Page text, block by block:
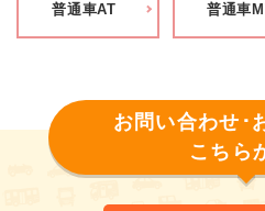
バーをはじめ、電子レンジ、加湿
るよう準備されています！無料
大垣校のパウダールームは、快適
に、スタッフ全員で清潔な状態を
麗だと嬉しいですよね！
・快適なホテル滞在
大垣駅から徒歩1分にあるAPAホ
普通車AT 普通車
お問い合わせ･
こちら